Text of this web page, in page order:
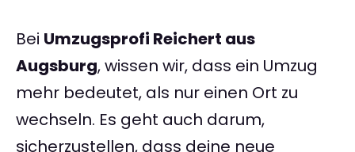
Bei Umzugsprofi Reichert aus
Augsburg, wissen wir, dass ein Umzug
mehr bedeutet, als nur einen Ort zu
wechseln. Es geht auch darum,
sicherzustellen, dass deine neue